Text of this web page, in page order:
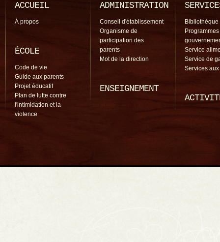
ACCUEIL
À propos
ÉCOLE
Code de vie
Guide aux parents
Projet éducatif
Plan de lutte contre
l'intimidation et la
violence
ADMINISTRATION
Conseil d'établissement
Organisme de
participation des
parents
Mot de la direction
ENSEIGNEMENT
Bibliothèque
Programmes
Service
Service de
Services